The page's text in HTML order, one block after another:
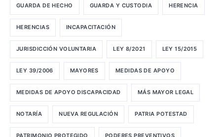
GUARDA DE HECHO GUARDA Y CUSTODIA HERENCIA
HERENCIAS INCAPACITACIÓN
JURISDICCIÓN VOLUNTARIA LEY 8/2021 LEY 15/2015
LEY 39/2006 MAYORES MEDIDAS DE APOYO
MEDIDAS DE APOYO DISCAPACIDAD MÁS MAYOR LEGAL
NOTARÍA NUEVA REGULACIÓN PATRIA POTESTAD